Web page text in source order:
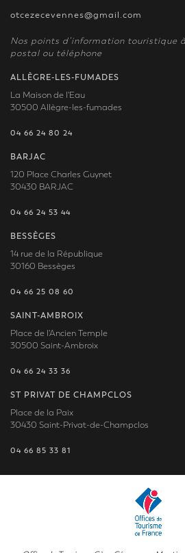
otcezecevennes@gmail.com
Nos points d’information touristique
postal ou téléphone
ALLÈGRE-LES-FUMADES
La Maison de l'Eau
30500 Allègre-les-fumades
04 66 24 80 24
BARJAC
120 Place Charles Guynet
30430 BARJAC
04 66 24 53 44
BESSÈGES
14 rue de la République
30160 Bessèges
04 66 25 08 60
SAINT-AMBROIX
Place de l'Ancien Temple
30500 Saint-Ambroix
04 66 24 33 36
ST PRIVAT DE CHAMPCLOS
Place de la Paix
30430 Saint-Privat-de-Champclos
04 66 85 33 81